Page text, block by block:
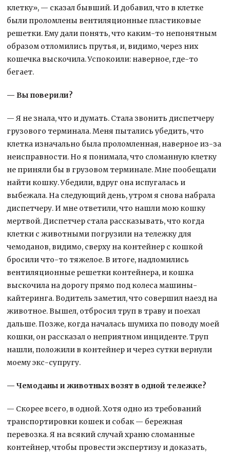
клетку», — сказал бывший. И добавил, что в клетке
были проломлены вентиляционные пластиковые
решетки. Ему дали понять, что каким-то непонятным
образом отломились прутья, и, видимо, через них
кошечка выскочила. Успокоили: наверное, где-то
бегает.
— Вы поверили?
— Я не знала, что и думать. Стала звонить диспетчеру
грузового терминала. Меня пытались убедить, что
клетка изначально была проломленная, наверное из-за
неисправности. Но я понимала, что сломанную клетку
не приняли бы в грузовом терминале. Мне пообещали
найти кошку. Убедили, вдруг она испугалась и
выбежала. На следующий день, утром я снова набрала
диспетчеру. И мне ответили, что нашли мою кошку
мертвой. Диспетчер стала рассказывать, что когда
клетки с животными погрузили на тележку для
чемоданов, видимо, сверху на контейнер с кошкой
бросили что-то тяжелое. В итоге, надломились
вентиляционные решетки контейнера, и кошка
выскочила на дорогу прямо под колеса машины-
кайтеринга. Водитель заметил, что совершил наезд на
животное. Вышел, отбросил труп в траву и поехал
дальше. Позже, когда началась шумиха по поводу моей
кошки, он рассказал о неприятном инциденте. Труп
нашли, положили в контейнер и через сутки вернули
моему экс-супругу.
— Чемоданы и животных возят в одной тележке?
— Скорее всего, в одной. Хотя одно из требований
транспортировки кошек и собак — бережная
перевозка. Я на всякий случай храню сломанные
контейнер, чтобы провести экспертизу и доказать,